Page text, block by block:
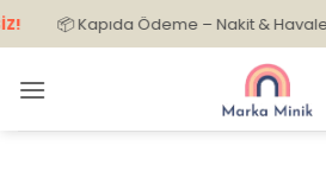
İçeriğe
atla
📦 Kapıda Ödeme – Nakit & Havale/EFT